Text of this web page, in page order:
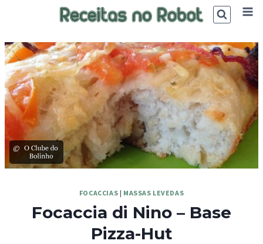
©
FOCACCIAS | MASSAS LEVEDAS
Focaccia di Nino – Base
Pizza-Hut